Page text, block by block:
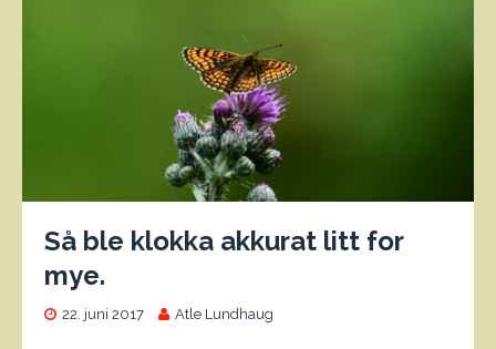
Så ble klokka akkurat litt for
mye.
22. juni 2017 Atle Lundhaug